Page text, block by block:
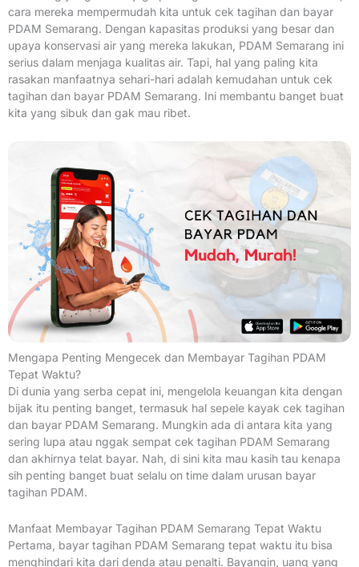
cara mereka mempermudah kita untuk cek tagihan dan bayar
PDAM Semarang. Dengan kapasitas produksi yang besar dan
upaya konservasi air yang mereka lakukan, PDAM Semarang ini
serius dalam menjaga kualitas air. Tapi, hal yang paling kita
rasakan manfaatnya sehari-hari adalah kemudahan untuk cek
tagihan dan bayar PDAM Semarang. Ini membantu banget buat
kita yang sibuk dan gak mau ribet.
Mengapa Penting Mengecek dan Membayar Tagihan PDAM
Tepat Waktu?
Di dunia yang serba cepat ini, mengelola keuangan kita dengan
bijak itu penting banget, termasuk hal sepele kayak cek tagihan
dan bayar PDAM Semarang. Mungkin ada di antara kita yang
sering lupa atau nggak sempat cek tagihan PDAM Semarang
dan akhirnya telat bayar. Nah, di sini kita mau kasih tau kenapa
sih penting banget buat selalu on time dalam urusan bayar
tagihan PDAM.
Manfaat Membayar Tagihan PDAM Semarang Tepat Waktu
Pertama, bayar tagihan PDAM Semarang tepat waktu itu bisa
menghindari kita dari denda atau penalti. Bayangin, uang yang